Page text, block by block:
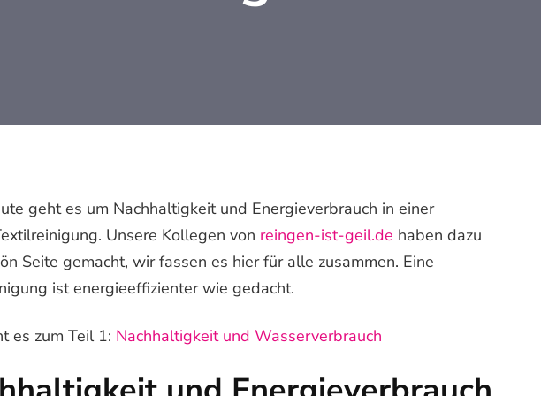
geht es um Nachhaltigkeit und Energieverbrauch in einer
Unsere Kollegen von reingen-ist-geil.de haben dazu
Seite gemacht, wir fassen es hier für alle zusammen. Eine
ist energieeffizienter wie gedacht.
es zum Teil 1: Nachhaltigkeit und Wasserverbrauch